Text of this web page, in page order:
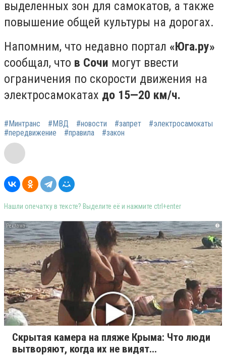
выделенных зон для самокатов, а также
повышение общей культуры на дорогах.
Напомним, что недавно портал «Юга.ру»
сообщал, что в Сочи могут ввести
ограничения по скорости движения на
электросамокатах до 15—20 км/ч.
#Минтранс #МВД #новости #запрет
#электросамокаты
#передвижение
#правила #закон
Нашли опечатку в тексте? Выделите её и нажмите ctrl+enter
i
Скрытая камера на пляже Крыма: Что люди
вытворяют, когда их не видят...